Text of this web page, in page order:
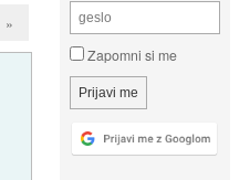
Zapomni si me
»